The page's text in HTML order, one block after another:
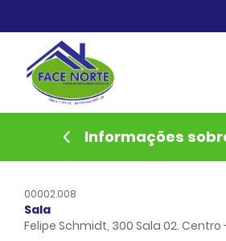
Home
Venda
Lançamentos
Documentos
Sobre
Informações
00002.008
Sala
Felipe Schmidt, 300 Sala 02. Centro